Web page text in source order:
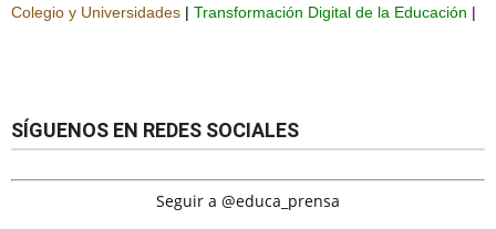
Colegio y Universidades | Transformación Digital de la Educación |
SÍGUENOS EN REDES SOCIALES
Seguir a @educa_prensa